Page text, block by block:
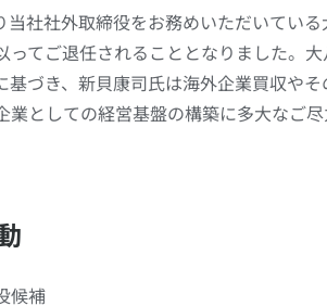
当社社外取締役をお務めいただいてい
ってご退任されることとなりました。
基づき、新貝康司氏は海外企業買収や
業としての経営基盤の構築に多大なご尽
候補